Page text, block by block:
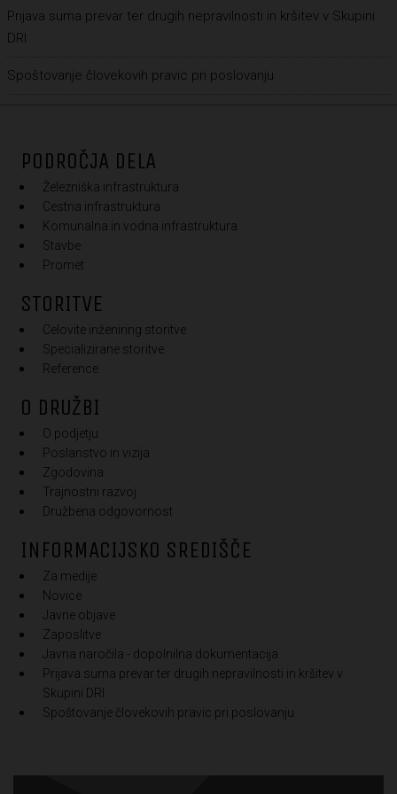
Prijava suma prevar ter drugih nepravilnosti in kršitev v Skupini
DRI
Spoštovanje človekovih pravic pri poslovanju
PODROČJA DELA
Železniška infrastruktura
Cestna infrastruktura
Komunalna in vodna infrastruktura
Stavbe
Promet
STORITVE
Celovite inženiring storitve
Specializirane storitve
Reference
O DRUŽBI
O podjetju
Poslanstvo in vizija
Zgodovina
Trajnostni razvoj
Družbena odgovornost
INFORMACIJSKO SREDIŠČE
Za medije
Novice
Javne objave
Zaposlitve
Javna naročila - dopolnilna dokumentacija
Prijava suma prevar ter drugih nepravilnosti in kršitev v
Skupini DRI
Spoštovanje človekovih pravic pri poslovanju